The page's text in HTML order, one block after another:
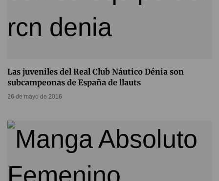
Las juveniles del Real Club Náutico Dénia son
subcampeonas de España de llauts
26 de mayo de 2016